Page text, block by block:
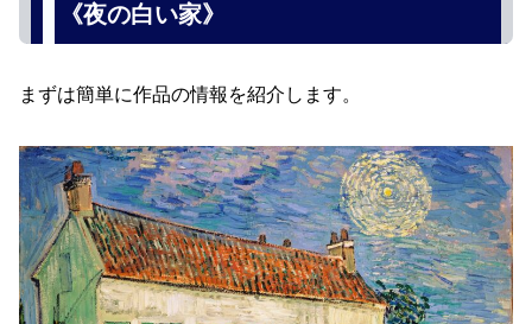
《夜の白い家》
まずは簡単に作品の情報を紹介します。